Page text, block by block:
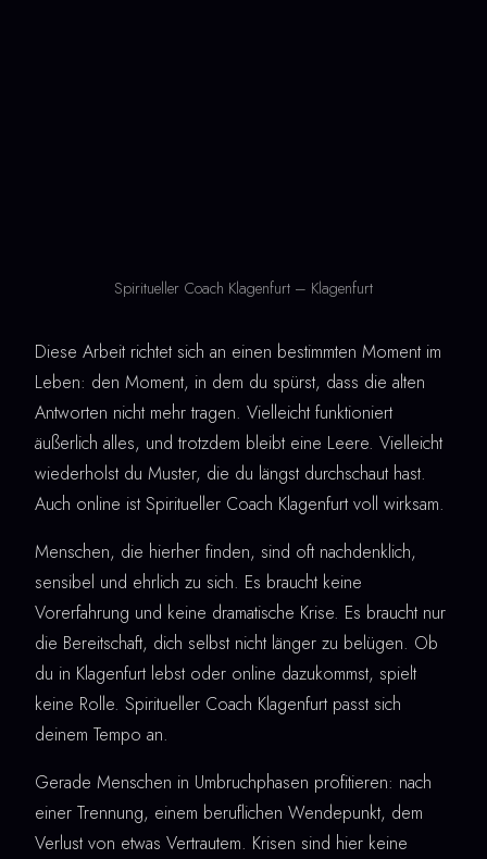
Spiritueller Coach Klagenfurt – Klagenfurt
Diese Arbeit richtet sich an einen bestimmten Moment im
Leben: den Moment, in dem du spürst, dass die alten
Antworten nicht mehr tragen. Vielleicht funktioniert
äußerlich alles, und trotzdem bleibt eine Leere. Vielleicht
wiederholst du Muster, die du längst durchschaut hast.
Auch online ist Spiritueller Coach Klagenfurt voll wirksam.
Menschen, die hierher finden, sind oft nachdenklich,
sensibel und ehrlich zu sich. Es braucht keine
Vorerfahrung und keine dramatische Krise. Es braucht nur
die Bereitschaft, dich selbst nicht länger zu belügen. Ob
du in Klagenfurt lebst oder online dazukommst, spielt
keine Rolle. Spiritueller Coach Klagenfurt passt sich
deinem Tempo an.
Gerade Menschen in Umbruchphasen profitieren: nach
einer Trennung, einem beruflichen Wendepunkt, dem
Verlust von etwas Vertrautem. Krisen sind hier keine